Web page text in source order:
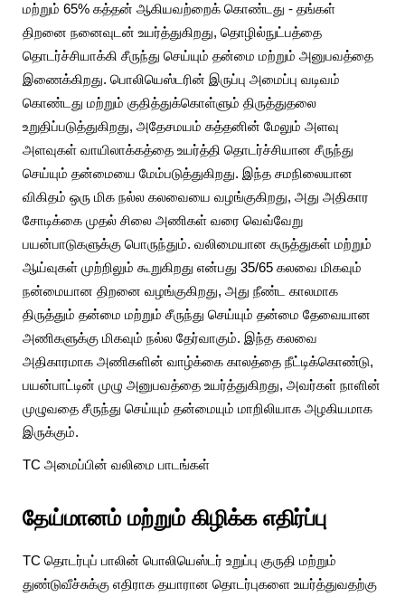
மற்றும் 65% கத்தன் ஆகியவற்றைக் கொண்டது - தங்கள்
திறனை நனைவுடன் உயர்த்துகிறது, தொழில்நுட்பத்தை
தொடர்ச்சியாக்கி சீருந்து செய்யும் தன்மை மற்றும் அனுபவத்தை
இணைக்கிறது. பொலியெஸ்டரின் இருப்பு அமைப்பு வடிவம்
கொண்டது மற்றும் குதித்துக்கொள்ளும் திருத்துதலை
உறுதிப்படுத்துகிறது, அதேசமயம் கத்தனின் மேலும் அளவு
அளவுகள் வாயிலாக்கத்தை உயர்த்தி தொடர்ச்சியான சீருந்து
செய்யும் தன்மையை மேம்படுத்துகிறது. இந்த சமநிலையான
விகிதம் ஒரு மிக நல்ல கலவையை வழங்குகிறது, அது அதிகார
சோடிக்கை முதல் சிலை அணிகள் வரை வெவ்வேறு
பயன்பாடுகளுக்கு பொருந்தும். வலிமையான கருத்துகள் மற்றும்
ஆய்வுகள் முற்றிலும் கூறுகிறது என்பது 35/65 கலவை மிகவும்
நன்மையான திறனை வழங்குகிறது, அது நீண்ட காலமாக
திருத்தும் தன்மை மற்றும் சீருந்து செய்யும் தன்மை தேவையான
அணிகளுக்கு மிகவும் நல்ல தேர்வாகும். இந்த கலவை
அதிகாரமாக அணிகளின் வாழ்க்கை காலத்தை நீட்டிக்கொண்டு,
பயன்பாட்டின் முழு அனுபவத்தை உயர்த்துகிறது, அவர்கள் நாளின்
முழுவதை சீருந்து செய்யும் தன்மையும் மாறிலியாக அழகியமாக
இருக்கும்.
TC அமைப்பின் வலிமை பாடங்கள்
தேய்மானம் மற்றும் கிழிக்க எதிர்ப்பு
TC தொடர்புப் பாலின் பொலியெஸ்டர் உறுப்பு குருதி மற்றும்
துண்டுவீச்சுக்கு எதிராக தயாரான தொடர்புகளை உயர்த்துவதற்கு